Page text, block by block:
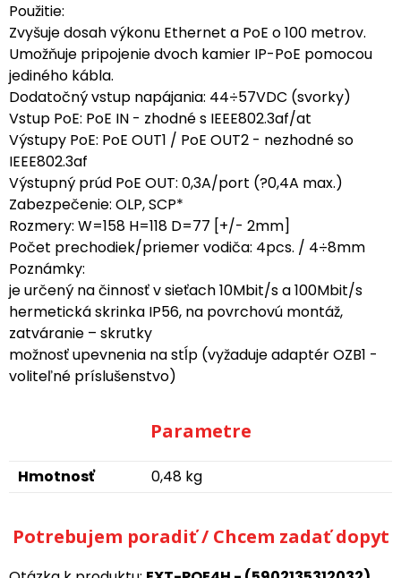
Použitie:
Zvyšuje dosah výkonu Ethernet a PoE o 100 metrov.
Umožňuje pripojenie dvoch kamier IP-PoE pomocou
jediného kábla.
Dodatočný vstup napájania: 44÷57VDC (svorky)
Vstup PoE: PoE IN - zhodné s IEEE802.3af/at
Výstupy PoE: PoE OUT1 / PoE OUT2 - nezhodné so
IEEE802.3af
Výstupný prúd PoE OUT: 0,3A/port (?0,4A max.)
Zabezpečenie: OLP, SCP*
Rozmery: W=158 H=118 D=77 [+/- 2mm]
Počet prechodiek/priemer vodiča: 4pcs. / 4÷8mm
Poznámky:
je určený na činnosť v sieťach 10Mbit/s a 100Mbit/s
hermetická skrinka IP56, na povrchovú montáž,
zatváranie – skrutky
možnosť upevnenia na stĺp (vyžaduje adaptér OZB1 -
voliteľné príslušenstvo)
Parametre
Hmotnosť 0,48 kg
Potrebujem poradiť / Chcem zadať dopyt